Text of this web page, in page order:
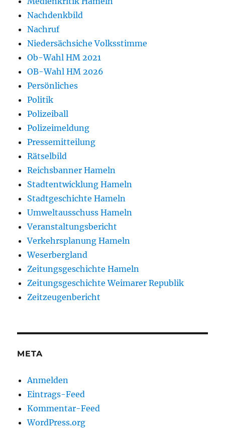
Nachdenkbild
Nachruf
Niedersächsiche Volksstimme
Ob-Wahl HM 2021
OB-Wahl HM 2026
Persönliches
Politik
Polizeiball
Polizeimeldung
Pressemitteilung
Rätselbild
Reichsbanner Hameln
Stadtentwicklung Hameln
Stadtgeschichte Hameln
Umweltausschuss Hameln
Veranstaltungsbericht
Verkehrsplanung Hameln
Weserbergland
Zeitungsgeschichte Hameln
Zeitungsgeschichte Weimarer Republik
Zeitzeugenbericht
META
Anmelden
Eintrags-Feed
Kommentar-Feed
WordPress.org